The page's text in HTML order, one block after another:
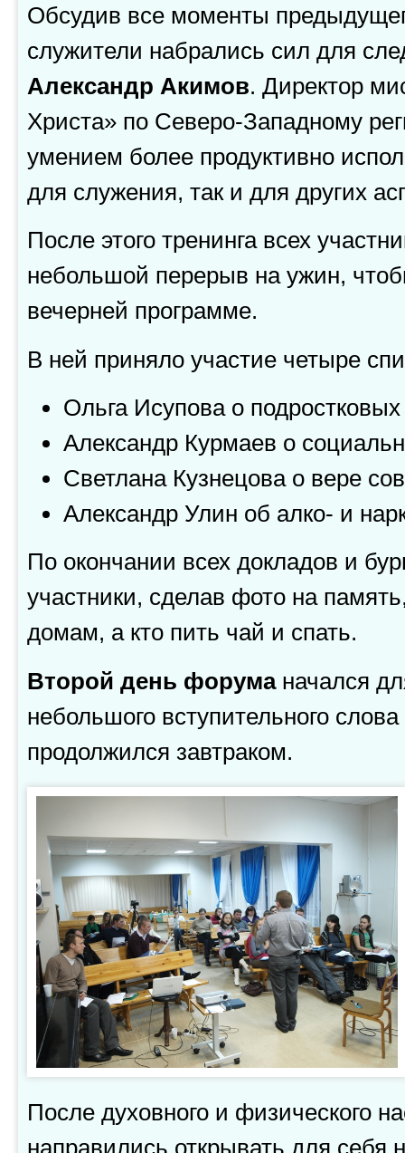
Обсудив все моменты
служители набрались сил для
Александр Акимов. Директор
Христа» по Северо-Западному
умением более продуктивно
для служения, так и для других
После этого тренинга всех
небольшой перерыв на ужин,
вечерней программе.
В ней приняло участие четыре
Ольга Исупова о
Александр Курмаев о
Светлана Кузнецова о вере
Александр Улин об алко- и
По окончании всех докладов и
участники, сделав фото на
домам, а кто пить чай и спать.
Второй день форуманачался
небольшого вступительного
продолжился завтраком.
После духовного и физического
направились открывать для себя